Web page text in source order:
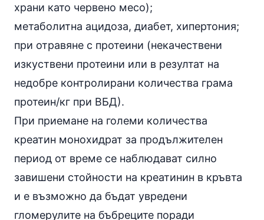
храни като червено месо);
метаболитна ацидоза, диабет, хипертония;
при отравяне с протеини (некачествени
изкуствени протеини или в резултат на
недобре контролирани количества грама
протеин/кг при ВБД).
При приемане на големи количества
креатин монохидрат за продължителен
период от време се наблюдават силно
завишени стойности на креатинин в кръвта
и е възможно да бъдат увредени
гломерулите на бъбреците поради